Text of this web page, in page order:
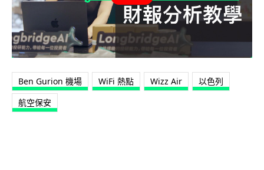
Ben Gurion 機場 WiFi 熱點 Wizz Air
以色列
航空保安